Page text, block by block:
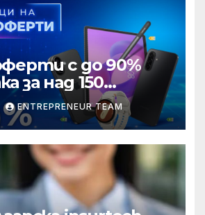
с до 90%
за над 150
от Vivacom
ENTREPRENEUR TEAM